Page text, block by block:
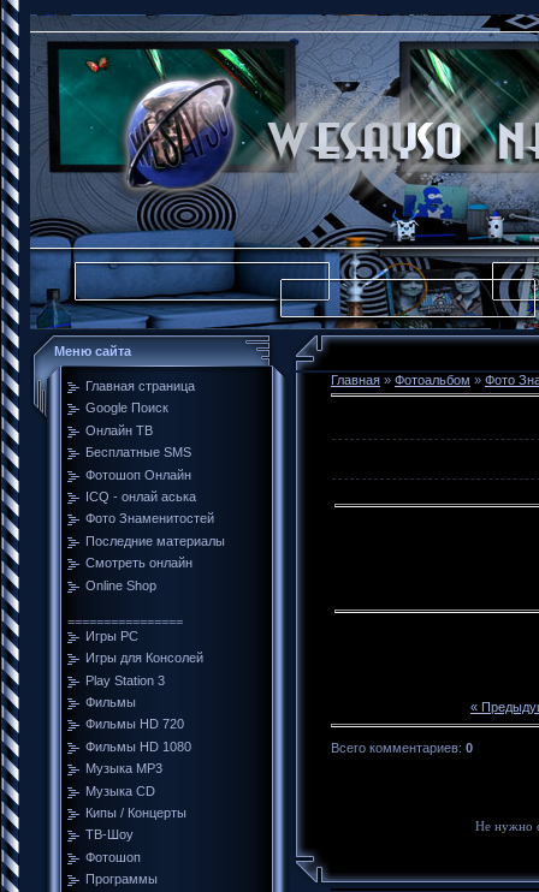
Меню сайта
Главная страница
Google Поиск
Онлайн ТВ
Бесплатные SMS
Фотошоп Онлайн
ICQ - онлай аська
Фото Знаменитостей
Последние материалы
Смотреть онлайн
Online Shop
================
Игры PC
Игры для Консолей
Play Station 3
Фильмы
Фильмы HD 720
Фильмы HD 1080
Музыка MP3
Музыка CD
Кипы / Концерты
ТВ-Шоу
Фотошоп
Программы
Главная » Фотоальбом » Фото
«
Всего комментариев: 0
Не нужно